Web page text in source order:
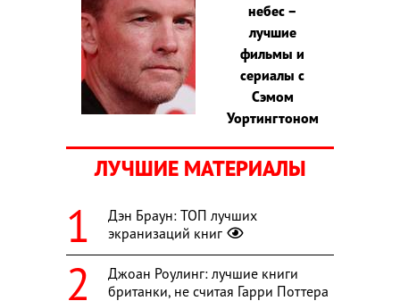
небес –
лучшие
фильмы и
сериалы с
Сэмом
Уортингтоном
ЛУЧШИЕ МАТЕРИАЛЫ
Дэн Браун: ТОП лучших
экранизаций книг
Джоан Роулинг: лучшие книги
британки, не считая Гарри Поттера